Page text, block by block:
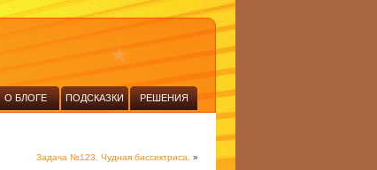
О БЛОГЕ ПОДСКАЗКИ РЕШЕНИЯ
Задача №123. Чудная биссектриса. »